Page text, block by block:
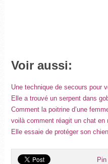
Voir aussi:
Une technique de secours pour
Elle a trouvé un serpent dans
Comment la poitrine d’une
voilà comment réagit un chat en
Elle essaie de protéger son